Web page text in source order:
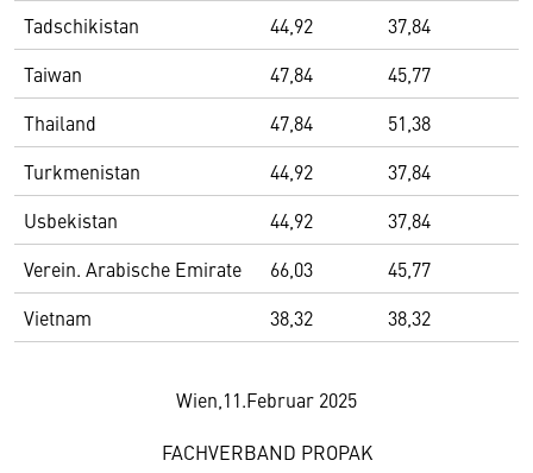
Tadschikistan
44,92
37,84
Taiwan
47,84
45,77
Thailand
47,84
51,38
Turkmenistan
44,92
37,84
Usbekistan
44,92
37,84
Verein. Arabische Emirate
66,03
45,77
Vietnam
38,32 38,32
Wien,11.Februar 2025
FACHVERBAND PROPAK